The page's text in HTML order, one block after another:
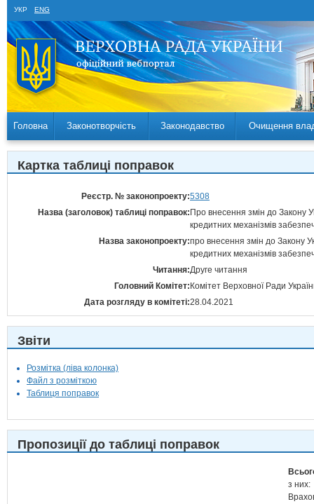
УКР ENG
Головна Законотворчість Законодавство Очищення
Картка таблиці поправок
Реєстр. № законопроекту:5308
Назва (заголовок) таблиці поправок: Про внесення змін до Закону
кредитних механізмів
Назва законопроекту:про внесення змін до Закону
кредитних механізмів
Читання:Друге читання
Головний Комітет: Комітет Верховної Ради
Дата розгляду в комітеті:28.04.2021
Звіти
Розмітка (ліва колонка)
Файл з розміткою
Таблиця поправок
Пропозиції до таблиці поправок
з них: